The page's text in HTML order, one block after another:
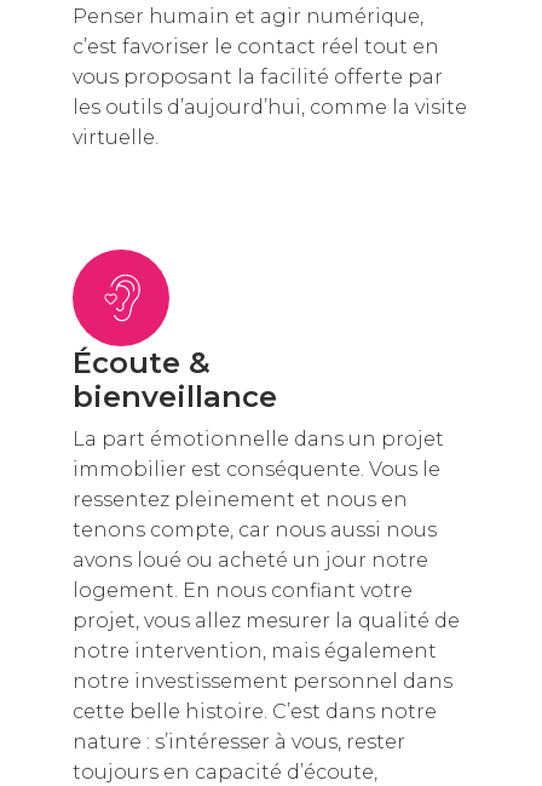
Penser humain et agir numérique,
c’est favoriser le contact réel tout en
vous proposant la facilité offerte par
les outils d’aujourd’hui, comme la visite
virtuelle.
Écoute &
bienveillance
La part émotionnelle dans un projet
immobilier est conséquente. Vous le
ressentez pleinement et nous en
tenons compte, car nous aussi nous
avons loué ou acheté un jour notre
logement. En nous confiant votre
projet, vous allez mesurer la qualité de
notre intervention, mais également
notre investissement personnel dans
cette belle histoire. C’est dans notre
nature : s’intéresser à vous, rester
toujours en capacité d’écoute,